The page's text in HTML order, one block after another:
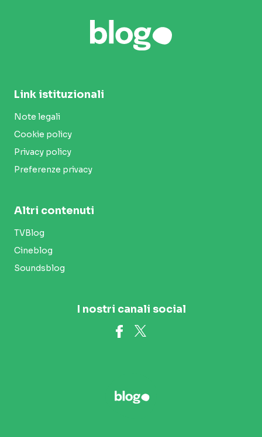
Link istituzionali
Note legali
Cookie policy
Privacy policy
Preferenze privacy
Altri contenuti
TVBlog
Cineblog
Soundsblog
I nostri canali social